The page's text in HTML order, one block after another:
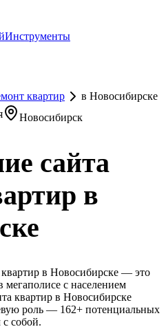
Инструменты
квартир
в Новосибирске
Новосибирск
сайта
в
в Новосибирске — это
мегаполисе с населением
квартир в Новосибирске
роль — 162+ потенциальных
собой.